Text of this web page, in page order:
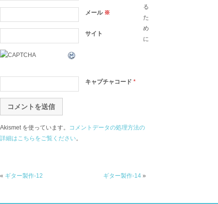
メール ※
サイト
キャプチャコード *
る
た
め
に
Akismet を使っています。 コメントデータの処理方法の
詳細はこちらをご覧ください。
« ギター製作-12 ギター製作-14»